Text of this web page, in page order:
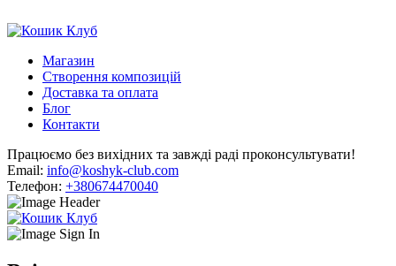
Магазин
Створення композицій
Доставка та оплата
Блог
Контакти
Працюємо без вихідних та завжді раді проконсультувати!
Email: info@koshyk-club.com
Телефон: +380674470040